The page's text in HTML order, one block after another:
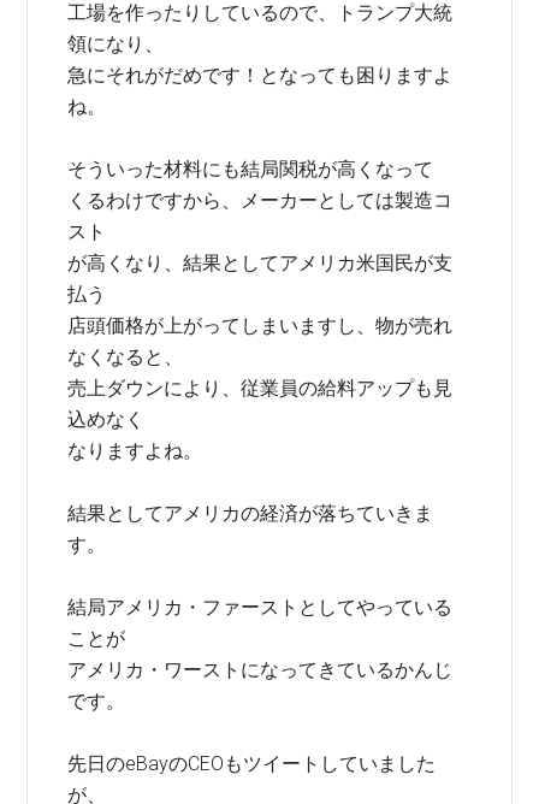
工場を作ったりしているので、トランプ大統
領になり、
急にそれがだめです！となっても困りますよ
ね。
そういった材料にも結局関税が高くなって
くるわけですから、メーカーとしては製造コ
スト
が高くなり、結果としてアメリカ米国民が支
払う
店頭価格が上がってしまいますし、物が売れ
なくなると、
売上ダウンにより、従業員の給料アップも見
込めなく
なりますよね。
結果としてアメリカの経済が落ちていきま
す。
結局アメリカ・ファーストとしてやっている
ことが
アメリカ・ワーストになってきているかんじ
です。
先日のeBayのCEOもツイートしていました
が、